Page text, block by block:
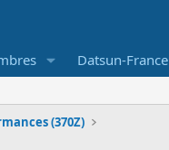
Datsun-France
(370Z)